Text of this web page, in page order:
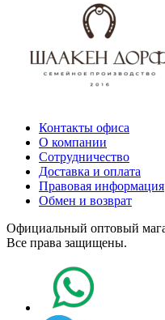
Контакты офиса
О компании
Сотрудничество
Доставка и оплата
Правовая информация
Обмен и возврат
Официальный оптовый
Все права защищены.